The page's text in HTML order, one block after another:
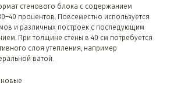
стенового блока с содержанием
процентов. Повсеместно используется
и различных построек с последующим
При толщине стены в 40 см потребуется
слоя утепления, например
ватой.